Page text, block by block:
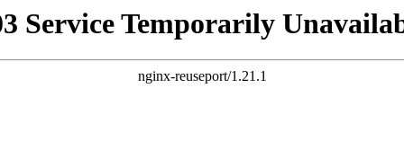
Service Temporarily
nginx-reuseport/1.21.1